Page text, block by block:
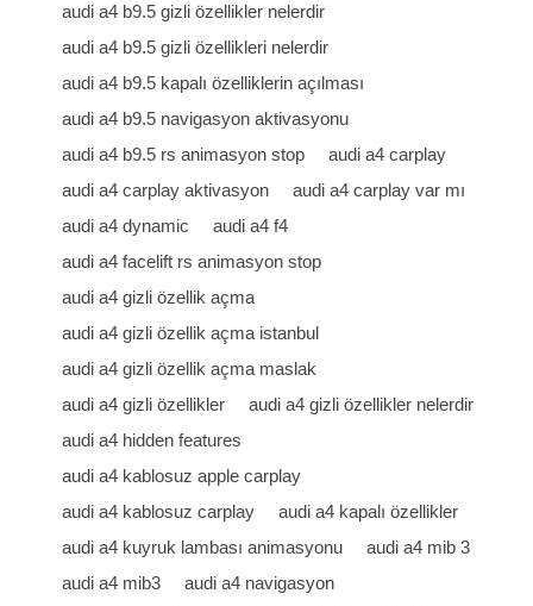
audi a4 b9.5 gizli özellikler nelerdir
audi a4 b9.5 gizli özellikleri nelerdir
audi a4 b9.5 kapalı özelliklerin açılması
audi a4 b9.5 navigasyon aktivasyonu
audi a4 b9.5 rs animasyon stop
audi a4 carplay
audi a4 carplay aktivasyon
audi a4 carplay var mı
audi a4 dynamic
audi a4 f4
audi a4 facelift rs animasyon stop
audi a4 gizli özellik açma
audi a4 gizli özellik açma istanbul
audi a4 gizli özellik açma maslak
audi a4 gizli özellikler
audi a4 gizli özellikler nelerdir
audi a4 hidden features
audi a4 kablosuz apple carplay
audi a4 kablosuz carplay
audi a4 kapalı özellikler
audi a4 kuyruk lambası animasyonu
audi a4 mib 3
audi a4 mib3
audi a4 navigasyon